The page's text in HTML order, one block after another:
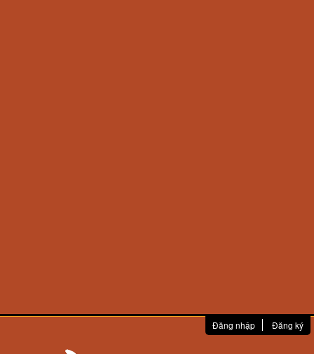
Đăng nhập Đăng ký